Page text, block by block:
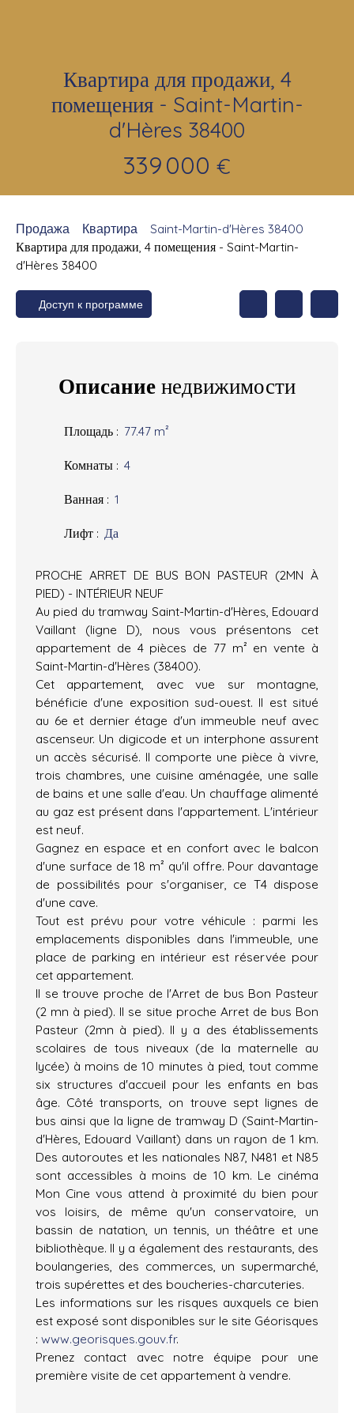
Квартира для продажи, 4
помещения - Saint-Martin-
d'Hères 38400
339 000 €
Продажа Квартира
Saint-Martin-d'Hères 38400
Квартира для продажи, 4 помещения - Saint-Martin-
d'Hères 38400
Доступ к программе
Описание недвижимости
Площадь : 77.47 m²
Комнаты : 4
Ванная : 1
Лифт : Да
PROCHE ARRET DE BUS BON PASTEUR (2MN À
PIED) - INTÉRIEUR NEUF
Au pied du tramway Saint-Martin-d'Hères, Edouard
Vaillant (ligne D), nous vous présentons cet
appartement de 4 pièces de 77 m² en vente à
Saint-Martin-d'Hères (38400).
Cet appartement, avec vue sur montagne,
bénéficie d'une exposition sud-ouest. Il est situé
au 6e et dernier étage d'un immeuble neuf avec
ascenseur. Un digicode et un interphone assurent
un accès sécurisé. Il comporte une pièce à vivre,
trois chambres, une cuisine aménagée, une salle
de bains et une salle d'eau. Un chauffage alimenté
au gaz est présent dans l'appartement. L'intérieur
est neuf.
Gagnez en espace et en confort avec le balcon
d'une surface de 18 m² qu'il offre. Pour davantage
de possibilités pour s'organiser, ce T4 dispose
d'une cave.
Tout est prévu pour votre véhicule : parmi les
emplacements disponibles dans l'immeuble, une
place de parking en intérieur est réservée pour
cet appartement.
Il se trouve proche de l'Arret de bus Bon Pasteur
(2 mn à pied). Il se situe proche Arret de bus Bon
Pasteur (2mn à pied). Il y a des établissements
scolaires de tous niveaux (de la maternelle au
lycée) à moins de 10 minutes à pied, tout comme
six structures d'accueil pour les enfants en bas
âge. Côté transports, on trouve sept lignes de
bus ainsi que la ligne de tramway D (Saint-Martin-
d'Hères, Edouard Vaillant) dans un rayon de 1 km.
Des autoroutes et les nationales N87, N481 et N85
sont accessibles à moins de 10 km. Le cinéma
Mon Cine vous attend à proximité du bien pour
vos loisirs, de même qu'un conservatoire, un
bassin de natation, un tennis, un théâtre et une
bibliothèque. Il y a également des restaurants, des
boulangeries, des commerces, un supermarché,
trois supérettes et des boucheries-charcuteries.
Les informations sur les risques auxquels ce bien
est exposé sont disponibles sur le site Géorisques
: www.georisques.gouv.fr.
Prenez contact avec notre équipe pour une
première visite de cet appartement à vendre.